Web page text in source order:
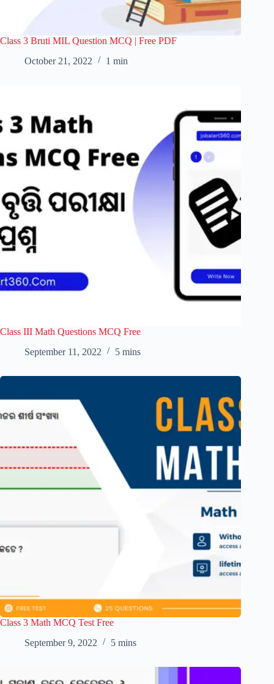
Class 3 Bruti MIL Question MCQ | Free PDF
October 21, 2022
1 min
Class III Math Questions MCQ Free
September 11, 2022
5 mins
Class 3 Math MCQ Test Free
September 9, 2022
5 mins